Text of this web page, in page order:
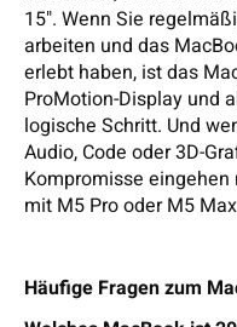
15". Wenn Sie
arbeiten und das
erlebt haben, ist das
ProMotion-Display und
logische Schritt. Und
Audio, Code oder 3D-
Kompromisse
mit M5 Pro oder M5
Häufige Fragen zum